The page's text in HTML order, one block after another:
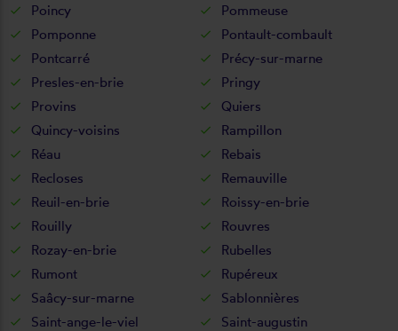
Poincy
Pommeuse
Pomponne
Pontault-combault
Pontcarré
Précy-sur-marne
Presles-en-brie
Pringy
Provins
Quiers
Quincy-voisins
Rampillon
Réau
Rebais
Recloses
Remauville
Reuil-en-brie
Roissy-en-brie
Rouilly
Rouvres
Rozay-en-brie
Rubelles
Rumont
Rupéreux
Saâcy-sur-marne
Sablonnières
Saint-ange-le-viel
Saint-augustin